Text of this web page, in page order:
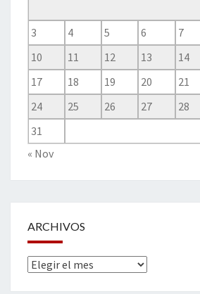
3
4 5 6 7
10
11 12 13 14
17
18 19 20 21
24
25 26 27 28
31
« Nov
ARCHIVOS
Archivos